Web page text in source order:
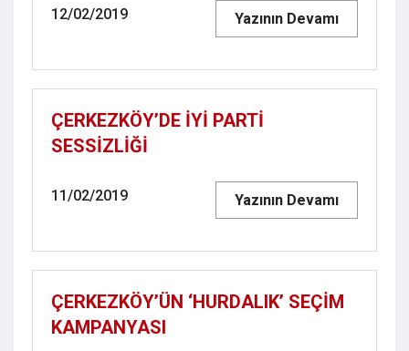
12/02/2019 Yazının Devamı
ÇERKEZKÖY’DE İYİ PARTİ
SESSİZLİĞİ
11/02/2019 Yazının Devamı
ÇERKEZKÖY’ÜN ‘HURDALIK’ SEÇİM
KAMPANYASI